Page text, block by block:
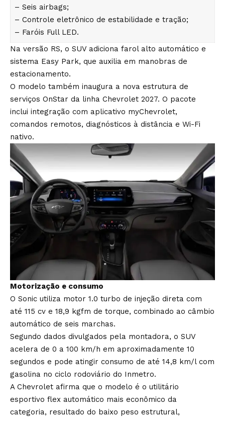
– Seis airbags;
– Controle eletrônico de estabilidade e tração;
– Faróis Full LED.
Na versão RS, o SUV adiciona farol alto automático e
sistema Easy Park, que auxilia em manobras de
estacionamento.
O modelo também inaugura a nova estrutura de
serviços OnStar da linha Chevrolet 2027. O pacote
inclui integração com aplicativo myChevrolet,
comandos remotos, diagnósticos à distância e Wi-Fi
nativo.
Motorização e consumo
O Sonic utiliza motor 1.0 turbo de injeção direta com
até 115 cv e 18,9 kgfm de torque, combinado ao câmbio
automático de seis marchas.
Segundo dados divulgados pela montadora, o SUV
acelera de 0 a 100 km/h em aproximadamente 10
segundos e pode atingir consumo de até 14,8 km/l com
gasolina no ciclo rodoviário do Inmetro.
A Chevrolet afirma que o modelo é o utilitário
esportivo flex automático mais econômico da
categoria, resultado do baixo peso estrutural,